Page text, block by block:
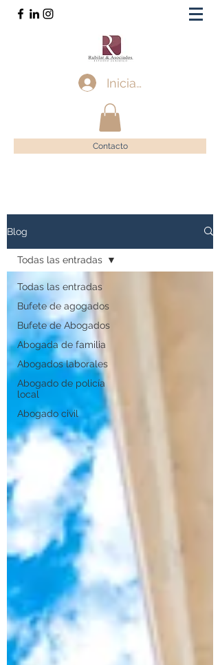
Iniciar sesión
Contacto
Blog
Todas las entradas
Bufete de agogados
Bufete de Abogados
Abogada de familia
Abogados laborales
Abogado de policía
local
Abogado civil
Todas las entradas